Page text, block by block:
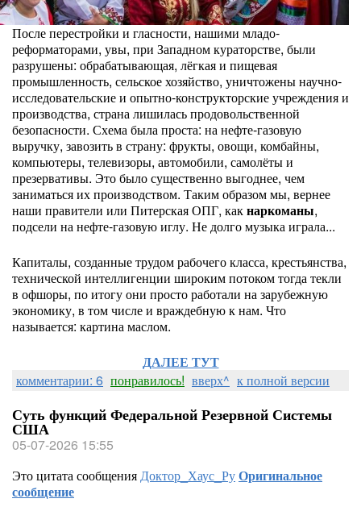
После перестройки и гласности, нашими младо-
реформаторами, увы, при Западном кураторстве, были
разрушены: обрабатывающая, лёгкая и пищевая
промышленность, сельское хозяйство, уничтожены научно-
исследовательские и опытно-конструкторские учреждения и
производства, страна лишилась продовольственной
безопасности. Схема была проста: на нефте-газовую
выручку, завозить в страну: фрукты, овощи, комбайны,
компьютеры, телевизоры, автомобили, самолёты и
презервативы. Это было существенно выгоднее, чем
заниматься их производством. Таким образом мы, вернее
наши правители или Питерская ОПГ, какнаркоманы,
подсели на нефте-газовую иглу. Не долго музыка играла...
Капиталы, созданные трудом рабочего класса, крестьянства,
технической интеллигенции широким потоком тогда текли
в офшоры, по итогу они просто работали на зарубежную
экономику, в том числе и враждебную к нам. Что
называется: картина маслом.
ДАЛЕЕ ТУТ
комментарии: 6 понравилось! вверх^ к полной версии
Суть функций Федеральной Резервной Системы
США
05-07-2026 15:55
Это цитата сообщенияДоктор_Хаус_РуОригинальное
сообщение